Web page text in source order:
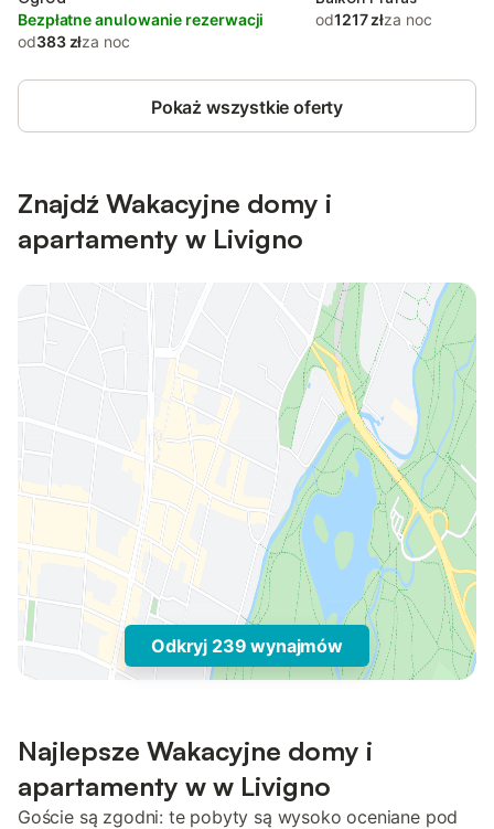
Bezpłatne anulowanie rezerwacji
od383 złza noc
od1217 złza noc
Pokaż wszystkie oferty
Znajdź Wakacyjne domy i
apartamenty w Livigno
Odkryj 239 wynajmów
Najlepsze Wakacyjne domy i
apartamenty w w Livigno
Goście są zgodni: te pobyty są wysoko oceniane pod